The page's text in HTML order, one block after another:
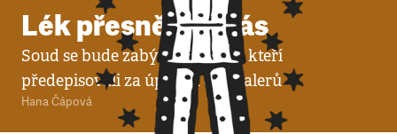
Lék přesně pro vás
Soud se bude zabývat doktory, kteří
předepisovali za úplatek od dealerů
Hana Čápová